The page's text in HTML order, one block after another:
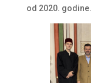
od 2020. godine.